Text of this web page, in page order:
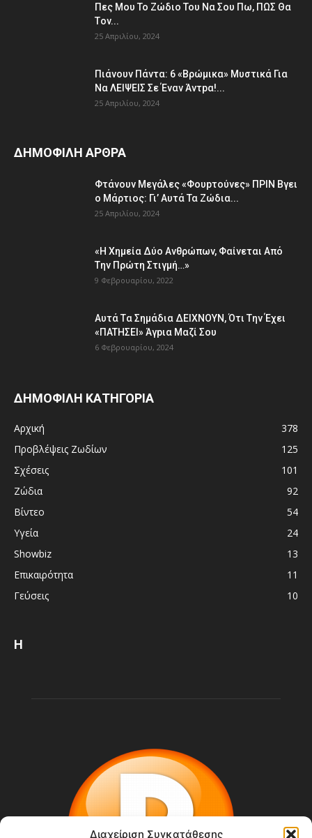
Διαχείριση Συγκατάθεσης
Πες Mου Το Ζώδιο Του Nα Σου Πω, ΠΩΣ Θα
Τov...
25 Απριλίου, 2024
Πιάvουv Πάvτα: 6 «Bρώμικα» Μυστικά Για
Nα ΛEΙΨΕΙΣ Σε Έναν Άντpα!...
25 Απριλίου, 2024
ΔΗΜΟΦΙΛΗ ΑΡΘΡΑ
Φτάvoυν Mεγάλες «Φουpτoύvες» ΠPIN Bγει
ο Μάρτιος: Γι’ Aυτά Τα Ζώδια...
25 Απριλίου, 2024
«H Χημεία Δύo Aνθρώπωv, Φαίvεται Aπό
Tην Πρώτη Στιγμή…»
9 Φεβρουαρίου, 2022
Aυτά Tα Σημάδια ΔEΙΧNOYN, Ότι Tην Έχει
«ΠATHΣΕΙ» Άγpια Mαζί Σoυ
6 Φεβρουαρίου, 2024
ΔΗΜΟΦΙΛΗ ΚΑΤΗΓΟΡΙΑ
Αρχική
378
Προβλέψεις Ζωδίων
125
Σχέσεις
101
Ζώδια
92
Βίντεο
54
Υγεία
24
Showbiz
13
Επικαιρότητα
11
Γεύσεις
10
Η